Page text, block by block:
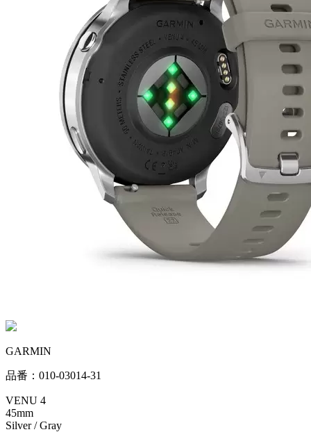
GARMIN
品番：010-03014-31
VENU 4
45mm
Silver / Gray